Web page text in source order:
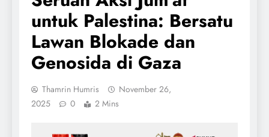
untuk Palestina: Bersatu
Lawan Blokade dan
Genosida di Gaza
Thamrin Humris
November 26,
2025
0 2 Mins